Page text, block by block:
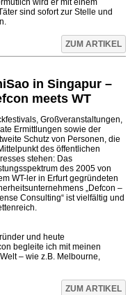
wird er mit einem
sind sofort zur Stelle und
ZUM ARTIKEL
in Singapur –
meets WT
Großveranstaltungen,
Ermittlungen sowie der
Schutz von Personen, die
des öffentlichen
stehen: Das
des 2005 von
WT-ler in Erfurt gegründeten
„Defcon –
Consulting“ ist vielfältig und
und heute
begleite ich mit meinen
– wie z.B. Melbourne,
ZUM ARTIKEL